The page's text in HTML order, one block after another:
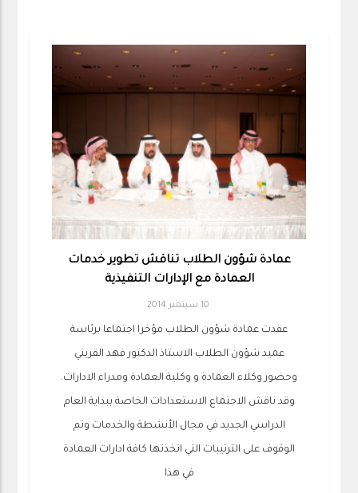
عمادة شؤون الطلاب تناقش تطوير خدمات
العمادة مع الإدارات التنفيذية
10 سبتمبر 2014
عقدت عمادة شؤون الطلاب مؤخرا اجتماعا برئاسة
عميد شؤون الطلاب الاستاذ الدكتور فهد القريني
وحضور وكلاء العمادة و وكلية العمادة ومدراء الادارات.
وقد ناقش الاجتماع الاستعدادات الخاصة ببداية العام
الدراسي الجديد في مجال الأنشطة والخدمات وتم
الوقوف على الترتيبات التي اتخذتها كافة ادارات العمادة
في هذا